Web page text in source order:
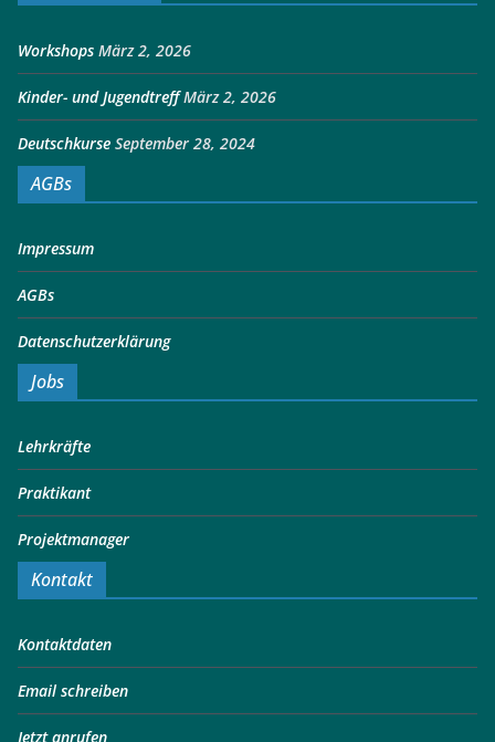
Workshops März 2, 2026
Kinder- und Jugendtreff März 2, 2026
Deutschkurse September 28, 2024
AGBs
Impressum
AGBs
Datenschutzerklärung
Jobs
Lehrkräfte
Praktikant
Projektmanager
Kontakt
Kontaktdaten
Email schreiben
Jetzt anrufen